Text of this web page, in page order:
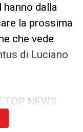
hanno dalla
la prossima
che vede
di Luciano
TOP NEWS